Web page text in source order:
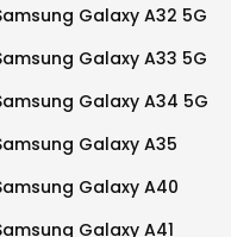
Galaxy A32 5G
Galaxy A33 5G
Galaxy A34 5G
Galaxy A35
Galaxy A40
Galaxy A41